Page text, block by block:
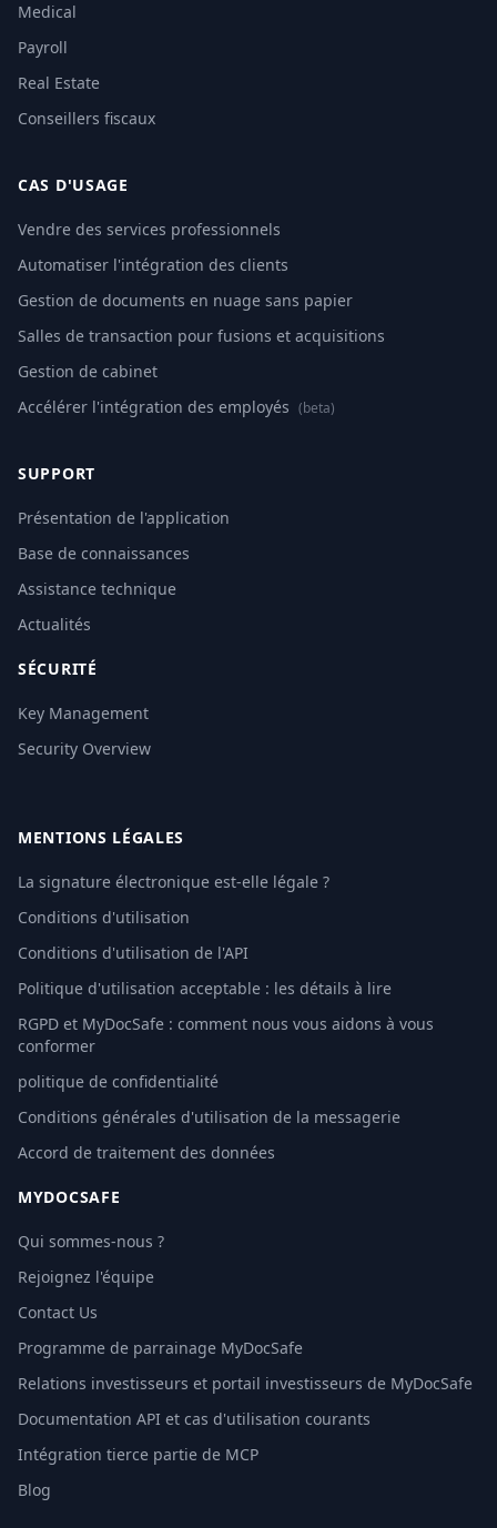
Medical
Payroll
Real Estate
Conseillers fiscaux
CAS D'USAGE
Vendre des services professionnels
Automatiser l'intégration des clients
Gestion de documents en nuage sans papier
Salles de transaction pour fusions et acquisitions
Gestion de cabinet
Accélérer l'intégration des employés (beta)
SUPPORT
Présentation de l'application
Base de connaissances
Assistance technique
Actualités
SÉCURITÉ
Key Management
Security Overview
MENTIONS LÉGALES
La signature électronique est-elle légale ?
Conditions d'utilisation
Conditions d'utilisation de l'API
Politique d'utilisation acceptable : les détails à lire
RGPD et MyDocSafe : comment nous vous aidons à vous
conformer
politique de confidentialité
Conditions générales d'utilisation de la messagerie
Accord de traitement des données
MYDOCSAFE
Qui sommes-nous ?
Rejoignez l'équipe
Contact Us
Programme de parrainage MyDocSafe
Relations investisseurs et portail investisseurs de MyDocSafe
Documentation API et cas d'utilisation courants
Intégration tierce partie de MCP
Blog